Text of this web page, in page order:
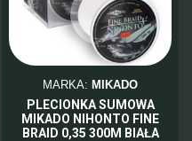
MARKA: MIKADO
PLECIONKA SUMOWA
MIKADO NIHONTO FINE
BRAID 0,35 300M BIAŁA